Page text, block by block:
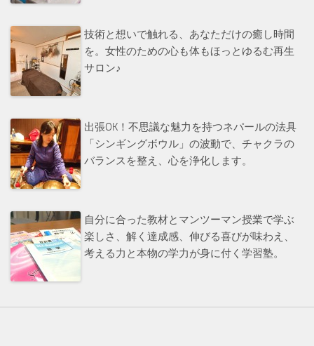
技術と想いで触れる、あなただけの癒し時間
を。女性のための心も体もほっとゆるむ再生
サロン♪
出張OK！不思議な魅力を持つネパールの法具
「シンギングボウル」の波動で、チャクラの
バランスを整え、心を浄化します。
自分に合った教材とマンツーマン授業で学ぶ
楽しさ、解く達成感、伸びる喜びが味わえ、
考える力と本物の学力が身に付く学習塾。